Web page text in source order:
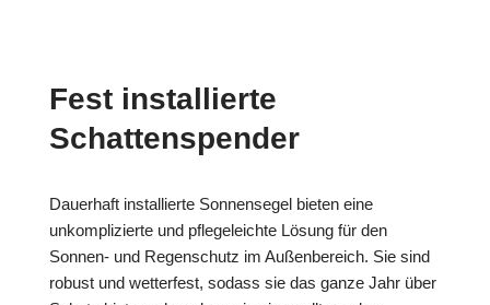
Fest installierte
Schattenspender
Dauerhaft installierte Sonnensegel bieten eine
unkomplizierte und pflegeleichte Lösung für den
Sonnen- und Regenschutz im Außenbereich. Sie sind
robust und wetterfest, sodass sie das ganze Jahr über